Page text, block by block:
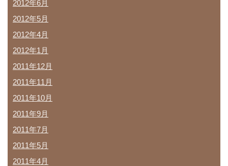
2012年6月
2012年5月
2012年4月
2012年1月
2011年12月
2011年11月
2011年10月
2011年9月
2011年7月
2011年5月
2011年4月